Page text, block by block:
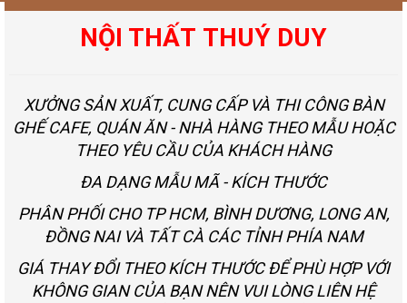
NỘI THẤT THUÝ DUY
XƯỞNG SẢN XUẤT, CUNG CẤP VÀ THI CÔNG BÀN
GHẾ CAFE, QUÁN ĂN - NHÀ HÀNG THEO MẪU HOẶC
THEO YÊU CẦU CỦA KHÁCH HÀNG
ĐA DẠNG MẪU MÃ - KÍCH THƯỚC
PHÂN PHỐI CHO TP HCM, BÌNH DƯƠNG, LONG AN,
ĐỒNG NAI VÀ TẤT CÀ CÁC TỈNH PHÍA NAM
GIÁ THAY ĐỔI THEO KÍCH THƯỚC ĐỂ PHÙ HỢP VỚI
KHÔNG GIAN CỦA BẠN NÊN VUI LÒNG LIÊN HỆ